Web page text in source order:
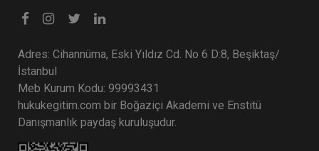
Adres: Cihannüma, Eski Yıldız Cd. No 6 D:8, Beşiktaş/
İstanbul
Meb Kurum Kodu: 99993431
hukukegitim.com bir Boğaziçi Akademi ve Enstitü
Danışmanlık paydaş kuruluşudur.